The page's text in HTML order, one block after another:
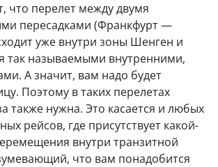
что перелет между двумя
пересадками (Франкфурт —
уже внутри зоны Шенген и
так называемыми внутренними,
А значит, вам надо будет
Поэтому в таких перелетах
также нужна. Это касается и любых
рейсов, где присутствует какой-
внутри транзитной
что вам понадобится